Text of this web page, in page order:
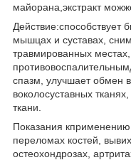
майорана,экстракт
Действие:способствует
мышцах и суставах,
травмированных
спазм, улучшает обмен
воколосуставных
ткани.
Показания
переломах костей,
остеохондрозах,